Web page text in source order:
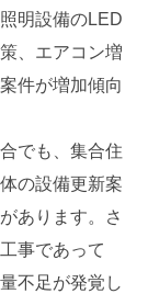
明設備のLED
、エアコン増
件が増加傾向
でも、集合住
の設備更新案
あります。さ
事であって
不足が発覚し